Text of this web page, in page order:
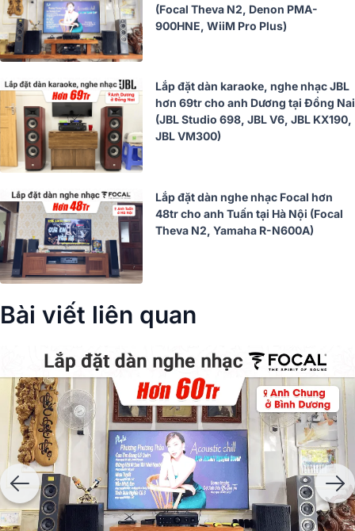
(Focal Theva N2, Denon PMA-
900HNE, WiiM Pro Plus)
Lắp đặt dàn karaoke, nghe nhạc JBL
hơn 69tr cho anh Dương tại Đồng Nai
(JBL Studio 698, JBL V6, JBL KX190,
JBL VM300)
Lắp đặt dàn nghe nhạc Focal hơn
48tr cho anh Tuấn tại Hà Nội (Focal
Theva N2, Yamaha R-N600A)
Bài viết liên quan